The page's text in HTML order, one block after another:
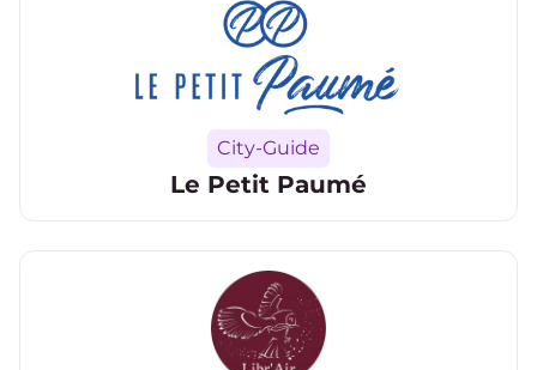
Le Petit Paumé
Catégorie
City-Guide